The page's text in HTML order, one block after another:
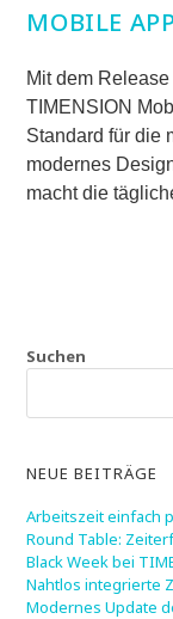
MOBILE
Mit dem
TIMENSION
Standard für die
modernes
macht die
Suchen
NEUE BEITRÄGE
Arbeitszeit einfach
Round Table:
Black Week bei
Nahtlos integrierte
Modernes Update